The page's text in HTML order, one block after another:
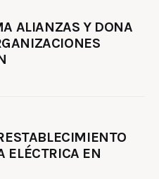
ALIANZAS Y DONA
ELÉCTRICA EN